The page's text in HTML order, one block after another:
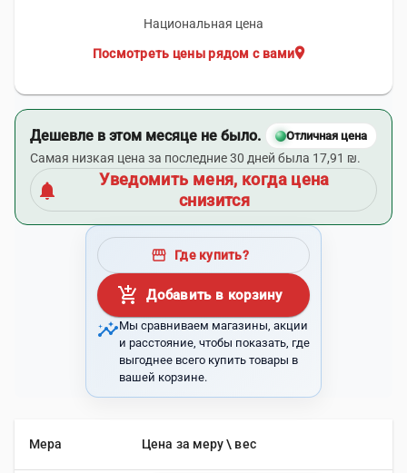
Национальная цена
location_on
Посмотреть цены рядом с вами
Дешевле в этом месяце не было. Отличная цена
Самая низкая цена за последние 30 дней была 17,91 ₪.
notifications
Уведомить меня, когда цена
снизится
storefront Где купить?
add_shopping_cart Добавить в корзину
insightsМы сравниваем магазины, акции
и расстояние, чтобы показать, где
выгоднее всего купить товары в
вашей корзине.
Мера Цена за меру \ вес